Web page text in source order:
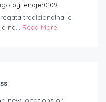
by lendjer0109
regata tradicionalna je
na... Read More